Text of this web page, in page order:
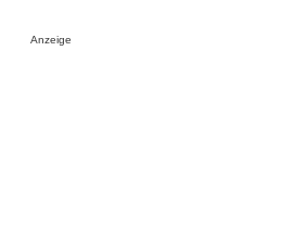
Anzeige